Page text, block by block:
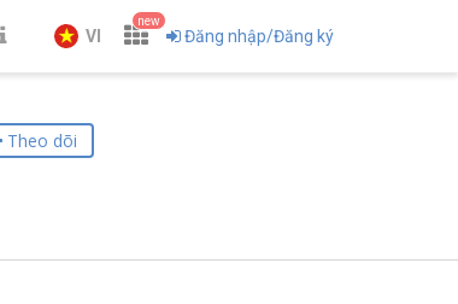
VI
new
Đăng nhập/Đăng ký
Theo dõi